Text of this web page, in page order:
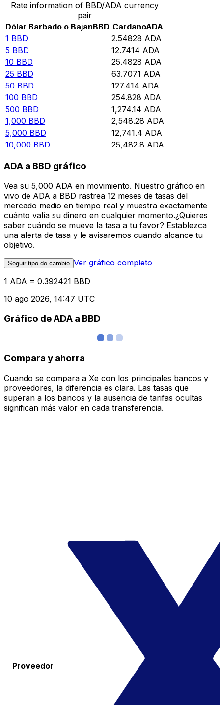
Rate information of BBD/ADA currency
pair
Dólar Barbado o BajanBBD CardanoADA
1 BBD 2.54828 ADA
5 BBD 12.7414 ADA
10 BBD 25.4828 ADA
25 BBD 63.7071 ADA
50 BBD 127.414 ADA
100 BBD 254.828 ADA
500 BBD 1,274.14 ADA
1,000 BBD 2,548.28 ADA
5,000 BBD 12,741.4 ADA
10,000 BBD 25,482.8 ADA
ADA a BBD gráfico
Vea su 5,000 ADA en movimiento. Nuestro gráfico en
vivo de ADA a BBD rastrea 12 meses de tasas del
mercado medio en tiempo real y muestra exactamente
cuánto valía su dinero en cualquier momento.¿Quieres
saber cuándo se mueve la tasa a tu favor? Establezca
una alerta de tasa y le avisaremos cuando alcance tu
objetivo.
Seguir tipo de cambio Ver gráfico completo
1 ADA = 0.392421 BBD
10 ago 2026, 14:47 UTC
Gráfico de ADA a BBD
Compara y ahorra
Cuando se compara a Xe con los principales bancos y
proveedores, la diferencia es clara. Las tasas que
superan a los bancos y la ausencia de tarifas ocultas
significan más valor en cada transferencia.
Proveedor